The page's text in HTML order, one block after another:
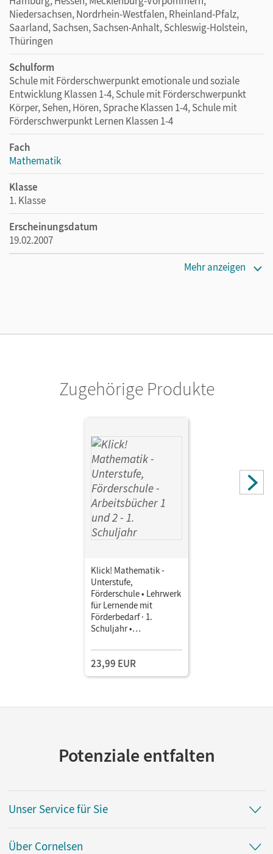
Niedersachsen, Nordrhein-Westfalen, Rheinland-Pfalz,
Saarland, Sachsen, Sachsen-Anhalt, Schleswig-Holstein,
Thüringen
Schulform
Schule mit Förderschwerpunkt emotionale und soziale
Entwicklung Klassen 1-4, Schule mit Förderschwerpunkt
Körper, Sehen, Hören, Sprache Klassen 1-4, Schule mit
Förderschwerpunkt Lernen Klassen 1-4
Fach
Mathematik
Klasse
1. Klasse
Erscheinungsdatum
19.02.2007
Mehr anzeigen
Zugehörige Produkte
Klick! Mathematik -
Unterstufe,
Förderschule • Lehrwerk
für Lernende mit
Förderbedarf · 1.
Schuljahr •
Im Paket
23,99 EUR
Potenziale entfalten
Unser Service für Sie
Über Cornelsen